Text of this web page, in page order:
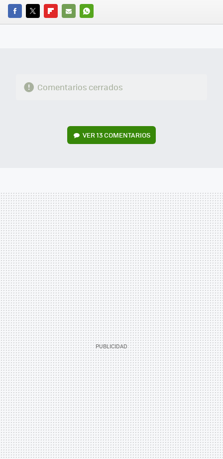
FACEBOOK
TWITTERFLIPBOARD
E-
WHATSAPP
Comentarios cerrados
VER13 COMENTARIOS